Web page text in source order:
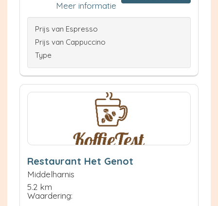
Meer informatie
Prijs van Espresso
Prijs van Cappuccino
Type
Restaurant Het Genot
Middelharnis
5.2 km
Waardering: